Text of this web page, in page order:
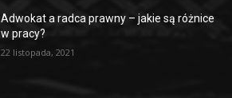
Adwokat a radca prawny – jakie są różnice
w pracy?
22 listopada, 2021